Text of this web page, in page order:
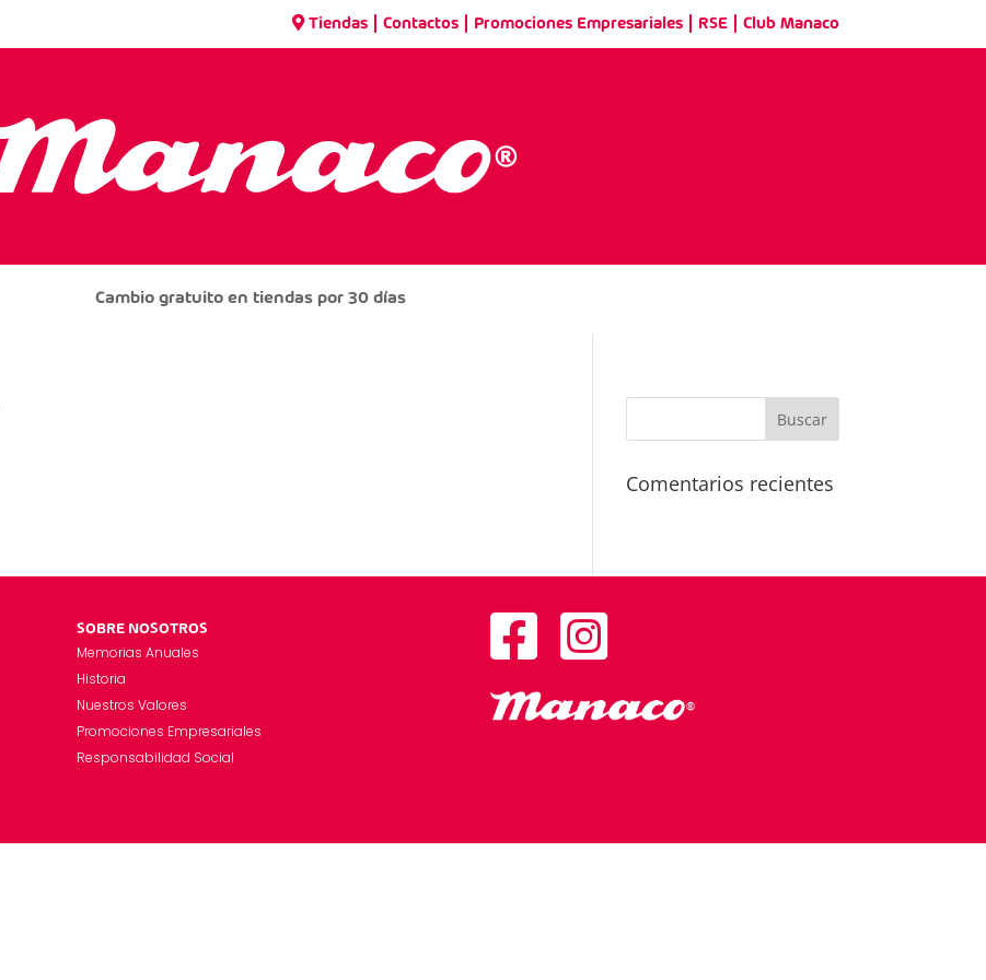
Tiendas| Contactos| Promociones Empresariales| RSE| Club Manaco
Cambio gratuito en tiendas por 30 días
Comentarios recientes
SOBRE NOSOTROS
Memorias Anuales
Historia
Nuestros Valores
Promociones Empresariales
Responsabilidad Social